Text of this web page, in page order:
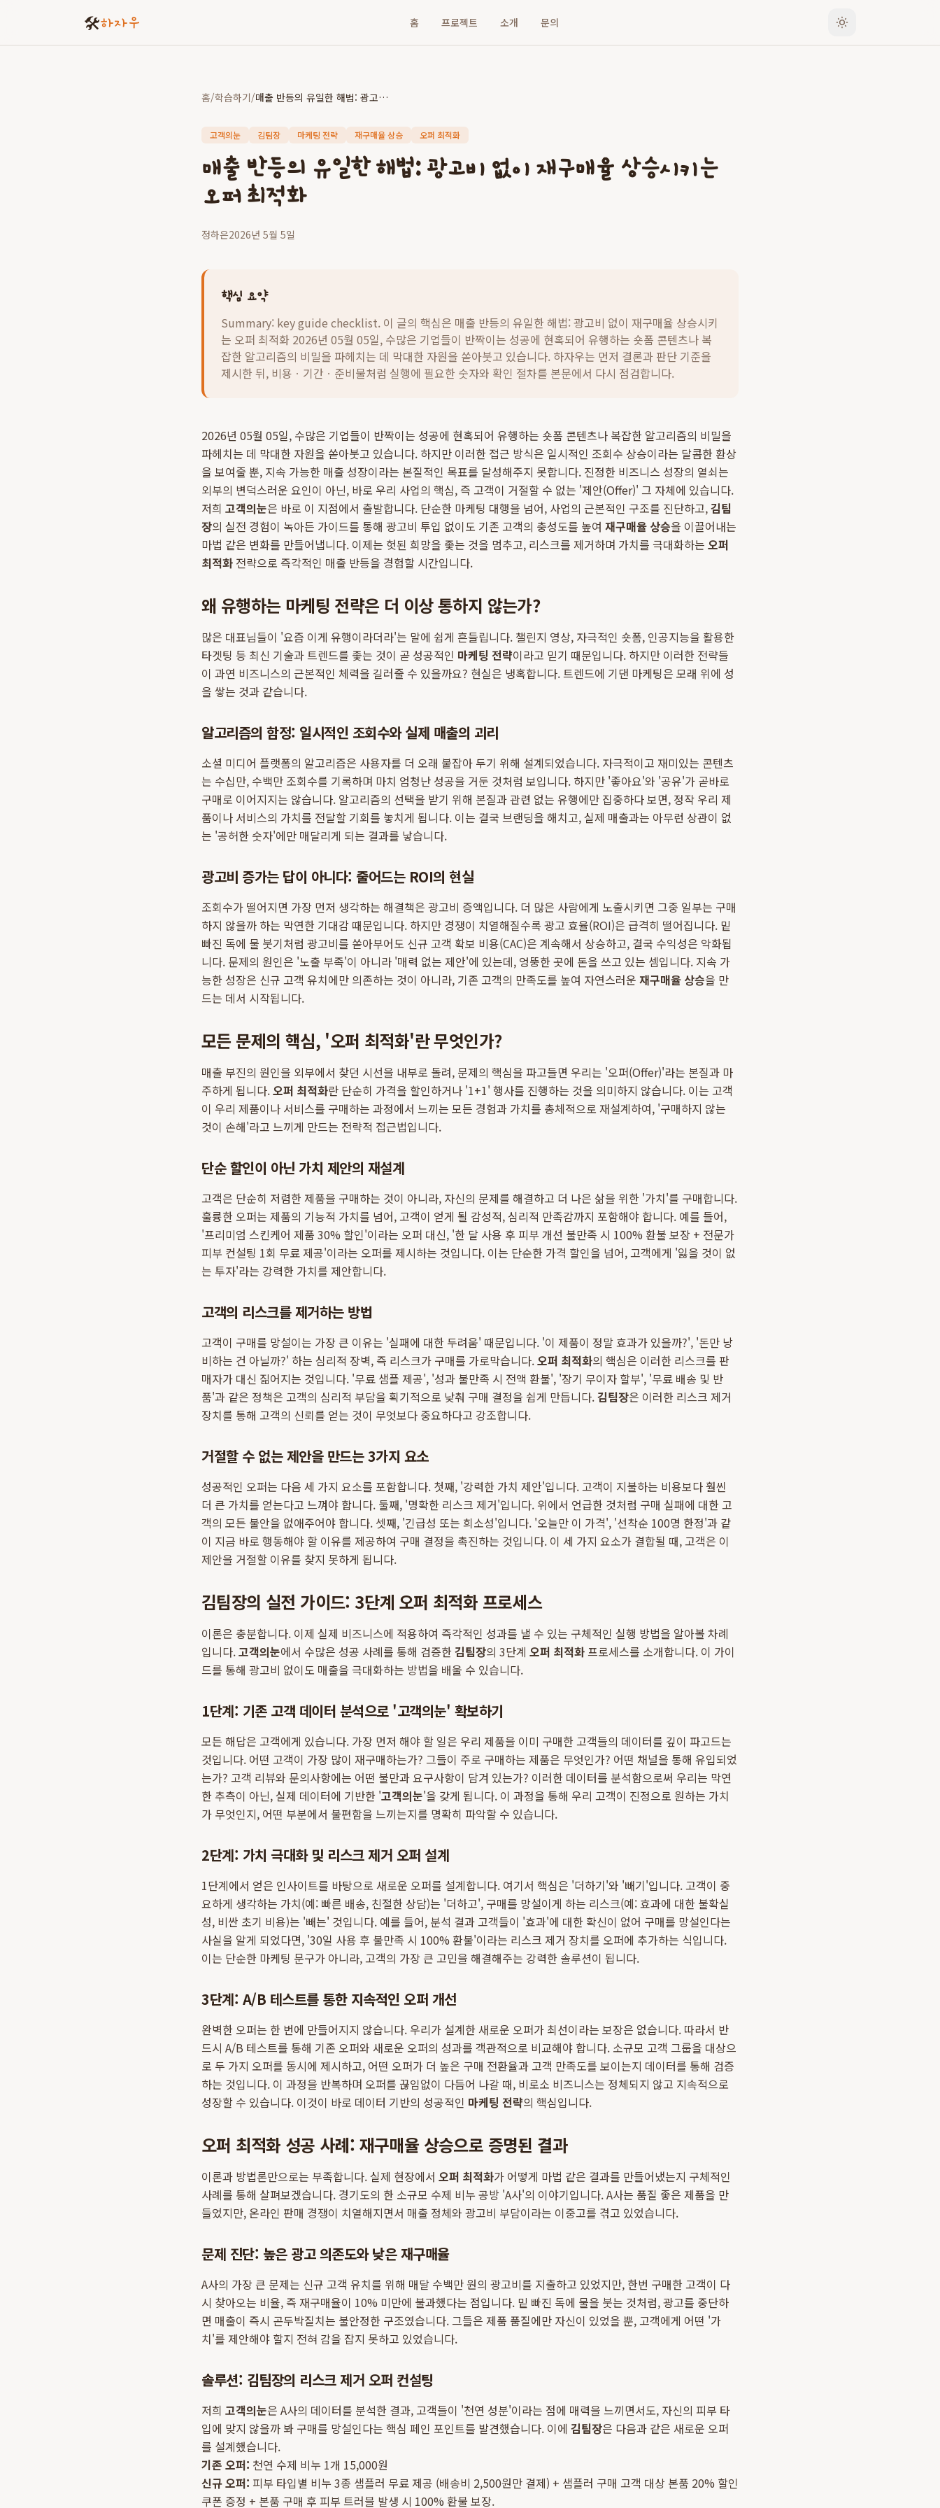
🛠️하자우 홈 프로젝트 소개 문의
홈/학습하기/ 매출 반등의 유일한 해법: 광고비 없이 재구매율 상승시키는 오퍼 최적화
고객의눈 김팀장 마케팅 전략 재구매율 상승 오퍼 최적화
매출 반등의 유일한 해법: 광고비 없이 재구매율 상승시키는
오퍼 최적화
정하은2026년 5월 5일
핵심 요약
Summary: key guide checklist. 이 글의 핵심은 매출 반등의 유일한 해법: 광고비 없이 재구매율 상승시키
는 오퍼 최적화 2026년 05월 05일, 수많은 기업들이 반짝이는 성공에 현혹되어 유행하는 숏폼 콘텐츠나 복
잡한 알고리즘의 비밀을 파헤치는 데 막대한 자원을 쏟아붓고 있습니다. 하자우는 먼저 결론과 판단 기준을
제시한 뒤, 비용ㆍ기간ㆍ준비물처럼 실행에 필요한 숫자와 확인 절차를 본문에서 다시 점검합니다.
2026년 05월 05일, 수많은 기업들이 반짝이는 성공에 현혹되어 유행하는 숏폼 콘텐츠나 복잡한 알고리즘의 비밀을
파헤치는 데 막대한 자원을 쏟아붓고 있습니다. 하지만 이러한 접근 방식은 일시적인 조회수 상승이라는 달콤한 환상
을 보여줄 뿐, 지속 가능한 매출 성장이라는 본질적인 목표를 달성해주지 못합니다. 진정한 비즈니스 성장의 열쇠는
외부의 변덕스러운 요인이 아닌, 바로 우리 사업의 핵심, 즉 고객이 거절할 수 없는 '제안(Offer)' 그 자체에 있습니다.
저희 고객의눈은 바로 이 지점에서 출발합니다. 단순한 마케팅 대행을 넘어, 사업의 근본적인 구조를 진단하고,김팀
장의 실전 경험이 녹아든 가이드를 통해 광고비 투입 없이도 기존 고객의 충성도를 높여 재구매율 상승을 이끌어내는
마법 같은 변화를 만들어냅니다. 이제는 헛된 희망을 좇는 것을 멈추고, 리스크를 제거하며 가치를 극대화하는 오퍼
최적화 전략으로 즉각적인 매출 반등을 경험할 시간입니다.
왜 유행하는 마케팅 전략은 더 이상 통하지 않는가?
많은 대표님들이 '요즘 이게 유행이라더라'는 말에 쉽게 흔들립니다. 챌린지 영상, 자극적인 숏폼, 인공지능을 활용한
타겟팅 등 최신 기술과 트렌드를 좇는 것이 곧 성공적인 마케팅 전략이라고 믿기 때문입니다. 하지만 이러한 전략들
이 과연 비즈니스의 근본적인 체력을 길러줄 수 있을까요? 현실은 냉혹합니다. 트렌드에 기댄 마케팅은 모래 위에 성
을 쌓는 것과 같습니다.
알고리즘의 함정: 일시적인 조회수와 실제 매출의 괴리
소셜 미디어 플랫폼의 알고리즘은 사용자를 더 오래 붙잡아 두기 위해 설계되었습니다. 자극적이고 재미있는 콘텐츠
는 수십만, 수백만 조회수를 기록하며 마치 엄청난 성공을 거둔 것처럼 보입니다. 하지만 '좋아요'와 '공유'가 곧바로
구매로 이어지지는 않습니다. 알고리즘의 선택을 받기 위해 본질과 관련 없는 유행에만 집중하다 보면, 정작 우리 제
품이나 서비스의 가치를 전달할 기회를 놓치게 됩니다. 이는 결국 브랜딩을 해치고, 실제 매출과는 아무런 상관이 없
는 '공허한 숫자'에만 매달리게 되는 결과를 낳습니다.
광고비 증가는 답이 아니다: 줄어드는 ROI의 현실
조회수가 떨어지면 가장 먼저 생각하는 해결책은 광고비 증액입니다. 더 많은 사람에게 노출시키면 그중 일부는 구매
하지 않을까 하는 막연한 기대감 때문입니다. 하지만 경쟁이 치열해질수록 광고 효율(ROI)은 급격히 떨어집니다. 밑
빠진 독에 물 붓기처럼 광고비를 쏟아부어도 신규 고객 확보 비용(CAC)은 계속해서 상승하고, 결국 수익성은 악화됩
니다. 문제의 원인은 '노출 부족'이 아니라 '매력 없는 제안'에 있는데, 엉뚱한 곳에 돈을 쓰고 있는 셈입니다. 지속 가
능한 성장은 신규 고객 유치에만 의존하는 것이 아니라, 기존 고객의 만족도를 높여 자연스러운 재구매율 상승을 만
드는 데서 시작됩니다.
모든 문제의 핵심, '오퍼 최적화'란 무엇인가?
매출 부진의 원인을 외부에서 찾던 시선을 내부로 돌려, 문제의 핵심을 파고들면 우리는 '오퍼(Offer)'라는 본질과 마
주하게 됩니다.오퍼 최적화란 단순히 가격을 할인하거나 '1+1' 행사를 진행하는 것을 의미하지 않습니다. 이는 고객
이 우리 제품이나 서비스를 구매하는 과정에서 느끼는 모든 경험과 가치를 총체적으로 재설계하여, '구매하지 않는
것이 손해'라고 느끼게 만드는 전략적 접근법입니다.
단순 할인이 아닌 가치 제안의 재설계
고객은 단순히 저렴한 제품을 구매하는 것이 아니라, 자신의 문제를 해결하고 더 나은 삶을 위한 '가치'를 구매합니다.
훌륭한 오퍼는 제품의 기능적 가치를 넘어, 고객이 얻게 될 감성적, 심리적 만족감까지 포함해야 합니다. 예를 들어,
'프리미엄 스킨케어 제품 30% 할인'이라는 오퍼 대신, '한 달 사용 후 피부 개선 불만족 시 100% 환불 보장 + 전문가
피부 컨설팅 1회 무료 제공'이라는 오퍼를 제시하는 것입니다. 이는 단순한 가격 할인을 넘어, 고객에게 '잃을 것이 없
는 투자'라는 강력한 가치를 제안합니다.
고객의 리스크를 제거하는 방법
고객이 구매를 망설이는 가장 큰 이유는 '실패에 대한 두려움' 때문입니다. '이 제품이 정말 효과가 있을까?', '돈만 낭
비하는 건 아닐까?' 하는 심리적 장벽, 즉 리스크가 구매를 가로막습니다.오퍼 최적화의 핵심은 이러한 리스크를 판
매자가 대신 짊어지는 것입니다. '무료 샘플 제공', '성과 불만족 시 전액 환불', '장기 무이자 할부', '무료 배송 및 반
품'과 같은 정책은 고객의 심리적 부담을 획기적으로 낮춰 구매 결정을 쉽게 만듭니다.김팀장은 이러한 리스크 제거
장치를 통해 고객의 신뢰를 얻는 것이 무엇보다 중요하다고 강조합니다.
거절할 수 없는 제안을 만드는 3가지 요소
성공적인 오퍼는 다음 세 가지 요소를 포함합니다. 첫째, '강력한 가치 제안'입니다. 고객이 지불하는 비용보다 훨씬
더 큰 가치를 얻는다고 느껴야 합니다. 둘째, '명확한 리스크 제거'입니다. 위에서 언급한 것처럼 구매 실패에 대한 고
객의 모든 불안을 없애주어야 합니다. 셋째, '긴급성 또는 희소성'입니다. '오늘만 이 가격', '선착순 100명 한정'과 같
이 지금 바로 행동해야 할 이유를 제공하여 구매 결정을 촉진하는 것입니다. 이 세 가지 요소가 결합될 때, 고객은 이
제안을 거절할 이유를 찾지 못하게 됩니다.
김팀장의 실전 가이드: 3단계 오퍼 최적화 프로세스
이론은 충분합니다. 이제 실제 비즈니스에 적용하여 즉각적인 성과를 낼 수 있는 구체적인 실행 방법을 알아볼 차례
입니다.고객의눈에서 수많은 성공 사례를 통해 검증한김팀장의 3단계 오퍼 최적화프로세스를 소개합니다. 이 가이
드를 통해 광고비 없이도 매출을 극대화하는 방법을 배울 수 있습니다.
1단계: 기존 고객 데이터 분석으로 '고객의눈' 확보하기
모든 해답은 고객에게 있습니다. 가장 먼저 해야 할 일은 우리 제품을 이미 구매한 고객들의 데이터를 깊이 파고드는
것입니다. 어떤 고객이 가장 많이 재구매하는가? 그들이 주로 구매하는 제품은 무엇인가? 어떤 채널을 통해 유입되었
는가? 고객 리뷰와 문의사항에는 어떤 불만과 요구사항이 담겨 있는가? 이러한 데이터를 분석함으로써 우리는 막연
한 추측이 아닌, 실제 데이터에 기반한 '고객의눈'을 갖게 됩니다. 이 과정을 통해 우리 고객이 진정으로 원하는 가치
가 무엇인지, 어떤 부분에서 불편함을 느끼는지를 명확히 파악할 수 있습니다.
2단계: 가치 극대화 및 리스크 제거 오퍼 설계
1단계에서 얻은 인사이트를 바탕으로 새로운 오퍼를 설계합니다. 여기서 핵심은 '더하기'와 '빼기'입니다. 고객이 중
요하게 생각하는 가치(예: 빠른 배송, 친절한 상담)는 '더하고', 구매를 망설이게 하는 리스크(예: 효과에 대한 불확실
성, 비싼 초기 비용)는 '빼는' 것입니다. 예를 들어, 분석 결과 고객들이 '효과'에 대한 확신이 없어 구매를 망설인다는
사실을 알게 되었다면, '30일 사용 후 불만족 시 100% 환불'이라는 리스크 제거 장치를 오퍼에 추가하는 식입니다.
이는 단순한 마케팅 문구가 아니라, 고객의 가장 큰 고민을 해결해주는 강력한 솔루션이 됩니다.
3단계: A/B 테스트를 통한 지속적인 오퍼 개선
완벽한 오퍼는 한 번에 만들어지지 않습니다. 우리가 설계한 새로운 오퍼가 최선이라는 보장은 없습니다. 따라서 반
드시 A/B 테스트를 통해 기존 오퍼와 새로운 오퍼의 성과를 객관적으로 비교해야 합니다. 소규모 고객 그룹을 대상으
로 두 가지 오퍼를 동시에 제시하고, 어떤 오퍼가 더 높은 구매 전환율과 고객 만족도를 보이는지 데이터를 통해 검증
하는 것입니다. 이 과정을 반복하며 오퍼를 끊임없이 다듬어 나갈 때, 비로소 비즈니스는 정체되지 않고 지속적으로
성장할 수 있습니다. 이것이 바로 데이터 기반의 성공적인 마케팅 전략의 핵심입니다.
오퍼 최적화 성공 사례: 재구매율 상승으로 증명된 결과
이론과 방법론만으로는 부족합니다. 실제 현장에서 오퍼 최적화가 어떻게 마법 같은 결과를 만들어냈는지 구체적인
사례를 통해 살펴보겠습니다. 경기도의 한 소규모 수제 비누 공방 'A사'의 이야기입니다. A사는 품질 좋은 제품을 만
들었지만, 온라인 판매 경쟁이 치열해지면서 매출 정체와 광고비 부담이라는 이중고를 겪고 있었습니다.
문제 진단: 높은 광고 의존도와 낮은 재구매율
A사의 가장 큰 문제는 신규 고객 유치를 위해 매달 수백만 원의 광고비를 지출하고 있었지만, 한번 구매한 고객이 다
시 찾아오는 비율, 즉 재구매율이 10% 미만에 불과했다는 점입니다. 밑 빠진 독에 물을 붓는 것처럼, 광고를 중단하
면 매출이 즉시 곤두박질치는 불안정한 구조였습니다. 그들은 제품 품질에만 자신이 있었을 뿐, 고객에게 어떤 '가
치'를 제안해야 할지 전혀 감을 잡지 못하고 있었습니다.
솔루션: 김팀장의 리스크 제거 오퍼 컨설팅
저희 고객의눈은 A사의 데이터를 분석한 결과, 고객들이 '천연 성분'이라는 점에 매력을 느끼면서도, 자신의 피부 타
입에 맞지 않을까 봐 구매를 망설인다는 핵심 페인 포인트를 발견했습니다. 이에 김팀장은 다음과 같은 새로운 오퍼
를 설계했습니다.
기존 오퍼: 천연 수제 비누 1개 15,000원
신규 오퍼: 피부 타입별 비누 3종 샘플러 무료 제공 (배송비 2,500원만 결제) + 샘플러 구매 고객 대상 본품 20% 할인
쿠폰 증정 + 본품 구매 후 피부 트러블 발생 시 100% 환불 보장.